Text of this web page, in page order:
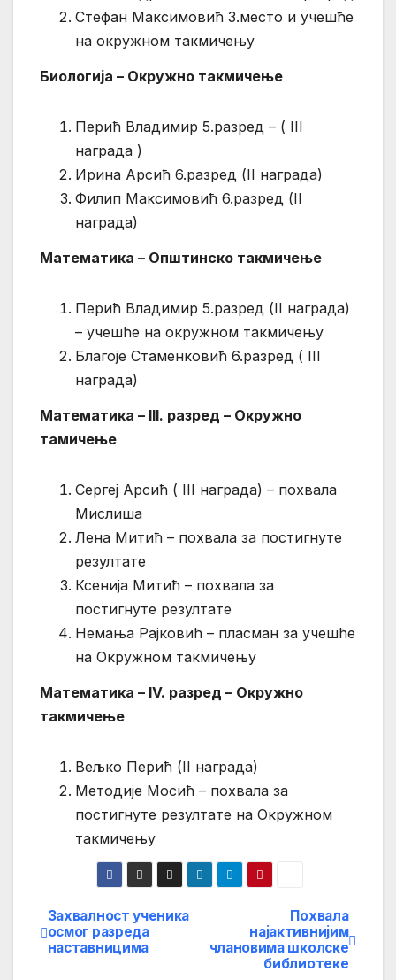
Стефан Максимовић 3.место и учешће
на окружном такмичењу
Биологија – Окружно такмичење
Перић Владимир 5.разред – ( III
награда )
Ирина Арсић 6.разред (II награда)
Филип Максимовић 6.разред (II
награда)
Maтематика – Општинско такмичење
Перић Владимир 5.разред (II награда)
– учешће на окружном такмичењу
Благоје Стаменковић 6.разред ( III
награда)
Математика – III. разред – Окружно
тамичење
Сергеј Арсић ( III награда) – похвала
Мислиша
Лена Митић – похвала за постигнуте
резултате
Ксенија Митић – похвала за
постигнуте резултате
Немања Рајковић – пласман за учешће
на Окружном такмичењу
Математика – IV. разред – Окружно
такмичење
Вељко Перић (II награда)
Методије Мосић – похвала за
постигнуте резултате на Окружном
такмичењу
Кретање
чланка
Похвала
најактивнијим
члановима школске
библиотеке
Захвалност ученика
осмог разреда
наставницима